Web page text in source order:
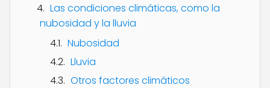
Las condiciones climáticas, como la
nubosidad y la lluvia
Nubosidad
Lluvia
Otros factores climáticos